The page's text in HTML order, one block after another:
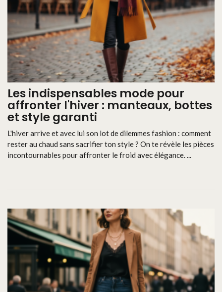
Les indispensables mode pour
affronter l'hiver : manteaux, bottes
et style garanti
L'hiver arrive et avec lui son lot de dilemmes fashion : comment
rester au chaud sans sacrifier ton style ? On te révèle les pièces
incontournables pour affronter le froid avec élégance. ...